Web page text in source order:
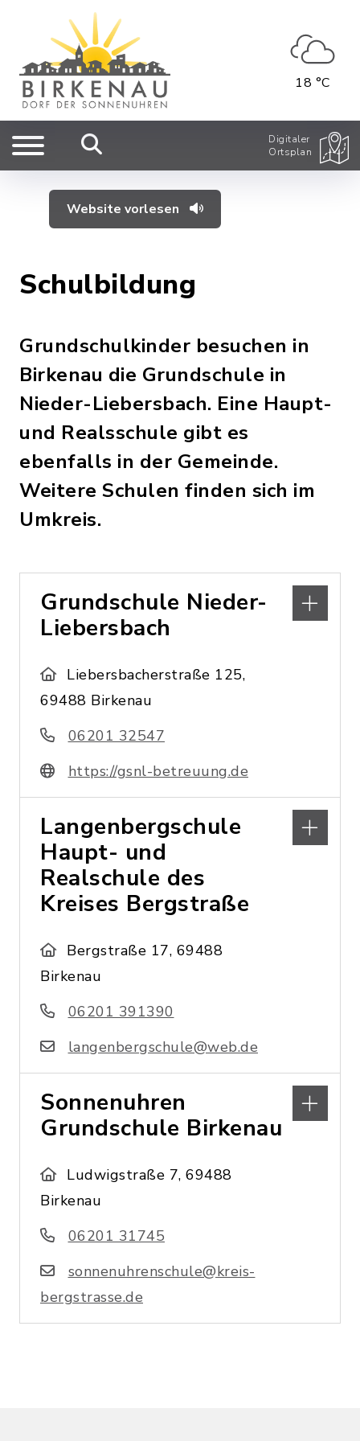
18 °C
Digitaler
Ortsplan
Website vorlesen
Schulbildung
Grundschulkinder besuchen in
Birkenau die Grundschule in
Nieder-Liebersbach. Eine Haupt-
und Realsschule gibt es
ebenfalls in der Gemeinde.
Weitere Schulen finden sich im
Umkreis.
Grundschule Nieder-
Liebersbach
Liebersbacherstraße 125,
69488 Birkenau
06201 32547
https://gsnl-betreuung.de
Langenbergschule
Haupt- und
Realschule des
Kreises Bergstraße
Bergstraße 17, 69488
Birkenau
06201 391390
langenbergschule@web.de
Sonnenuhren
Grundschule Birkenau
Ludwigstraße 7, 69488
Birkenau
06201 31745
sonnenuhrenschule@kreis-
bergstrasse.de